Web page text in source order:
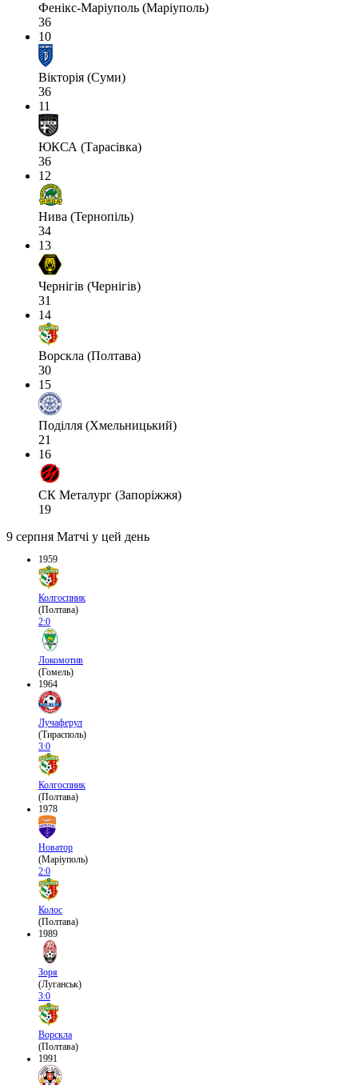
Фенікс-Маріуполь (Маріуполь)
36
10
Вікторія (Суми)
36
11
ЮКСА (Тарасівка)
36
12
Нива (Тернопіль)
34
13
Чернігів (Чернігів)
31
14
Ворскла (Полтава)
30
15
Поділля (Хмельницький)
21
16
СК Металург (Запоріжжя)
19
9 серпня Матчі у цей день
1959
Колгоспник
(Полтава)
2:0
Локомотив
(Гомель)
1964
Лучаферул
(Тирасполь)
3:0
Колгоспник
(Полтава)
1978
Новатор
(Маріуполь)
2:0
Колос
(Полтава)
1989
Зоря
(Луганськ)
3:0
Ворскла
(Полтава)
1991